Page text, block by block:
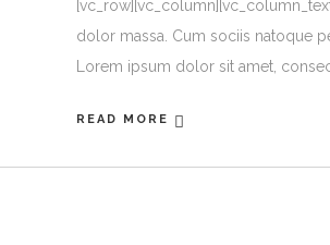
dolor massa. Cum sociis natoque
Lorem ipsum dolor sit amet,
READ MORE